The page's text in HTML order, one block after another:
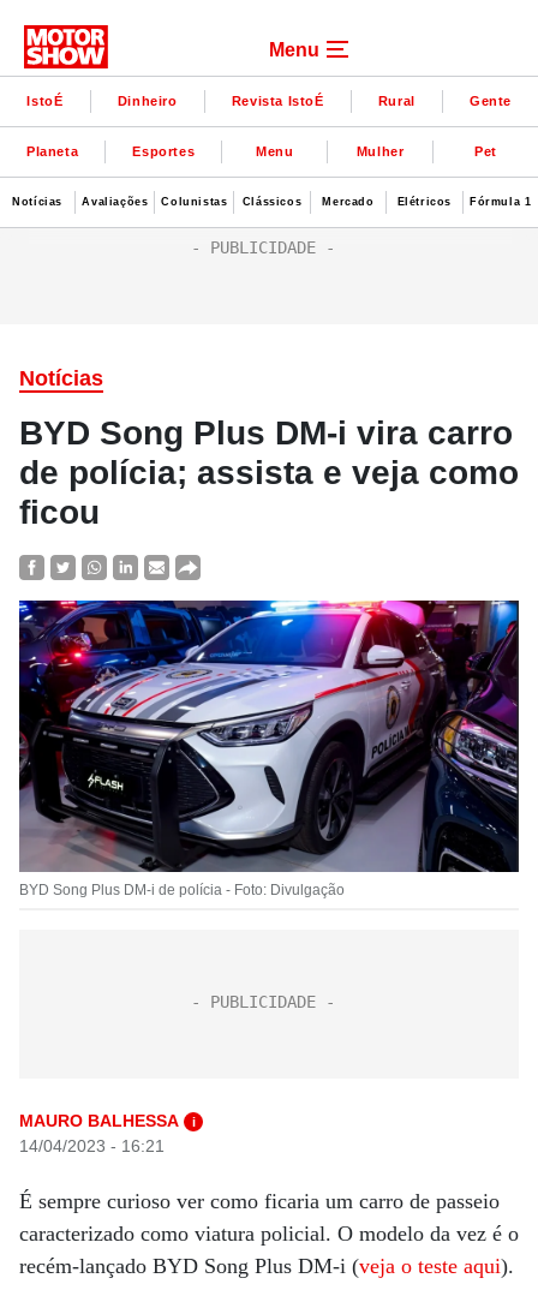
Menu
IstoÉ Dinheiro Revista IstoÉ Rural Gente
Planeta Esportes Menu Mulher Pet
Notícias Avaliações Colunistas Clássicos Mercado Elétricos Fórmula 1
Notícias
BYD Song Plus DM-i vira carro
de polícia; assista e veja como
ficou
BYD Song Plus DM-i de polícia - Foto: Divulgação
MAURO BALHESSA i
14/04/2023 - 16:21
É sempre curioso ver como ficaria um carro de passeio
caracterizado como viatura policial. O modelo da vez é o
recém-lançado BYD Song Plus DM-i (veja o teste aqui).